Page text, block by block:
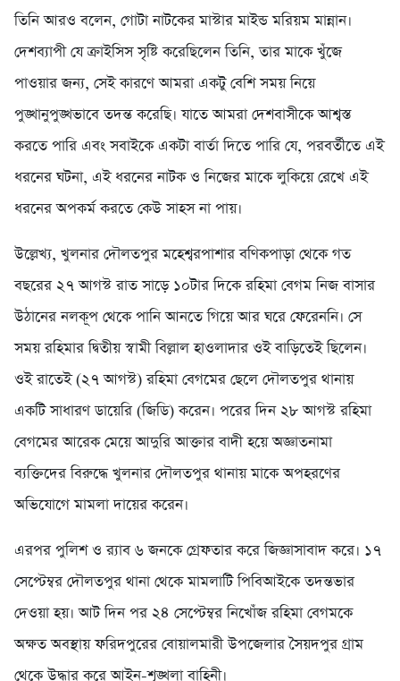
তিনি আরও বলেন, গোটা নাটকের মাস্টার মাইন্ড মরিয়ম মান্নান।
দেশব্যাপী যে ক্রাইসিস সৃষ্টি করেছিলেন তিনি, তার মাকে খুঁজে
পাওয়ার জন্য, সেই কারণে আমরা একটু বেশি সময় নিয়ে
পুঙ্খানুপুঙ্খভাবে তদন্ত করেছি। যাতে আমরা দেশবাসীকে আশ্বস্ত
করতে পারি এবং সবাইকে একটা বার্তা দিতে পারি যে, পরবর্তীতে এই
ধরনের ঘটনা, এই ধরনের নাটক ও নিজের মাকে লুকিয়ে রেখে এই
ধরনের অপকর্ম করতে কেউ সাহস না পায়।
উল্লেখ্য, খুলনার দৌলতপুর মহেশ্বরপাশার বণিকপাড়া থেকে গত
বছরের ২৭ আগস্ট রাত সাড়ে ১০টার দিকে রহিমা বেগম নিজ বাসার
উঠানের নলকূপ থেকে পানি আনতে গিয়ে আর ঘরে ফেরেননি। সে
সময় রহিমার দ্বিতীয় স্বামী বিল্লাল হাওলাদার ওই বাড়িতেই ছিলেন।
ওই রাতেই (২৭ আগস্ট) রহিমা বেগমের ছেলে দৌলতপুর থানায়
একটি সাধারণ ডায়েরি (জিডি) করেন। পরের দিন ২৮ আগস্ট রহিমা
বেগমের আরেক মেয়ে আদুরি আক্তার বাদী হয়ে অজ্ঞাতনামা
ব্যক্তিদের বিরুদ্ধে খুলনার দৌলতপুর থানায় মাকে অপহরণের
অভিযোগে মামলা দায়ের করেন।
এরপর পুলিশ ও র‌্যাব ৬ জনকে গ্রেফতার করে জিজ্ঞাসাবাদ করে। ১৭
সেপ্টেম্বর দৌলতপুর থানা থেকে মামলাটি পিবিআইকে তদন্তভার
দেওয়া হয়। আট দিন পর ২৪ সেপ্টেম্বর নিখোঁজ রহিমা বেগমকে
অক্ষত অবস্থায় ফরিদপুরের বোয়ালমারী উপজেলার সৈয়দপুর গ্রাম
থেকে উদ্ধার করে আইন-শৃঙ্খলা বাহিনী।